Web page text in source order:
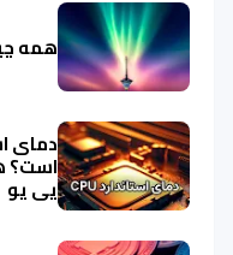
همه
است؟
پی یو